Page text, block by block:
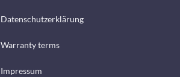
Datenschutzerklärung
Warranty terms
Impressum